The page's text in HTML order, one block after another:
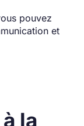
pouvez
et
la